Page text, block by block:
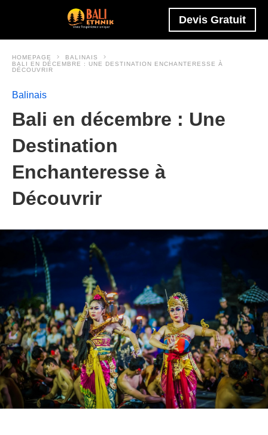
Devis Gratuit
HOMEPAGE
BALINAIS
BALI EN DÉCEMBRE : UNE DESTINATION ENCHANTERESSE À
DÉCOUVRIR
Balinais
Bali en décembre : Une
Destination
Enchanteresse à
Découvrir